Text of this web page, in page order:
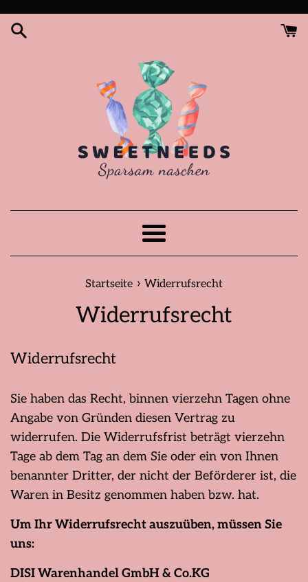
zum
Menü
Startseite › Widerrufsrecht
Widerrufsrecht
Widerrufsrecht
Sie haben das Recht, binnen vierzehn Tagen ohne
Angabe von Gründen diesen Vertrag zu
widerrufen. Die Widerrufsfrist beträgt vierzehn
Tage ab dem Tag an dem Sie oder ein von Ihnen
benannter Dritter, der nicht der Beförderer ist, die
Waren in Besitz genommen haben bzw. hat.
Um Ihr Widerrufsrecht auszuüben, müssen Sie
uns:
DISI Warenhandel GmbH & Co.KG